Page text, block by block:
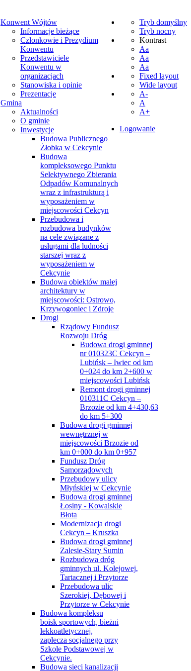
Tryb domyślny
Tryb nocny
Kontrast
Aa
Aa
Aa
Fixed layout
Wide layout
A-
A
A+
Logowanie
Konwent Wójtów
Informacje bieżące
Członkowie i Prezydium
Konwentu
Przedstawiciele
Konwentu w
organizacjach
Stanowiska i opinie
Prezentacje
Gmina
Aktualności
O gminie
Inwestycje
Budowa Publicznego
Żłobka w Cekcynie
Budowa
kompleksowego Punktu
Selektywnego Zbierania
Odpadów Komunalnych
wraz z infrastrukturą i
wyposażeniem w
miejscowości Cekcyn
Przebudowa i
rozbudowa budynków
na cele związane z
usługami dla ludności
starszej wraz z
wyposażeniem w
Cekcynie
Budowa obiektów małej
architektury w
miejscowości: Ostrowo,
Krzywogoniec i Zdroje
Drogi
Rządowy Fundusz
Rozwoju Dróg
Budowa drogi gminnej
nr 010323C Cekcyn –
Lubińsk – Iwiec od km
0+024 do km 2+600 w
miejscowości Lubińsk
Remont drogi gminnej
010311C Cekcyn –
Brzozie od km 4+430,63
do km 5+300
Budowa drogi gminnej
wewnętrznej w
miejscowości Brzozie od
km 0+000 do km 0+957
Fundusz Dróg
Samorządowych
Przebudowy ulicy
Młyńskiej w Cekcynie
Budowa drogi gminnej
Łosiny - Kowalskie
Błota
Modernizacja drogi
Cekcyn – Kruszka
Budowa drogi gminnej
Zalesie-Stary Sumin
Rozbudowa dróg
gminnych ul. Kolejowej,
Tartacznej i Przytorze
Przebudowa ulic
Szerokiej, Dębowej i
Przytorze w Cekcynie
Budowa kompleksu
boisk sportowych, bieżni
lekkoatletycznej,
zaplecza socjalnego przy
Szkole Podstawowej w
Cekcynie.
Budowa sieci kanalizacji